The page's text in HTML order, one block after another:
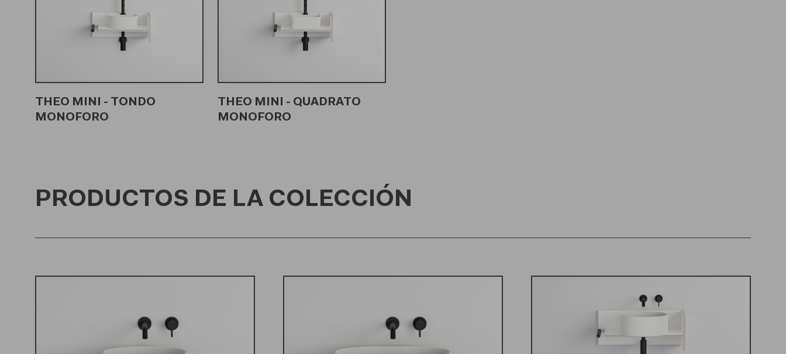
THEO MINI - TONDO
MONOFORO
THEO MINI - QUADRATO
MONOFORO
PRODUCTOS DE LA COLECCIÓN